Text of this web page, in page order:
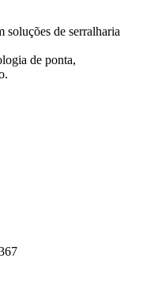
soluções de serralharia
de ponta,